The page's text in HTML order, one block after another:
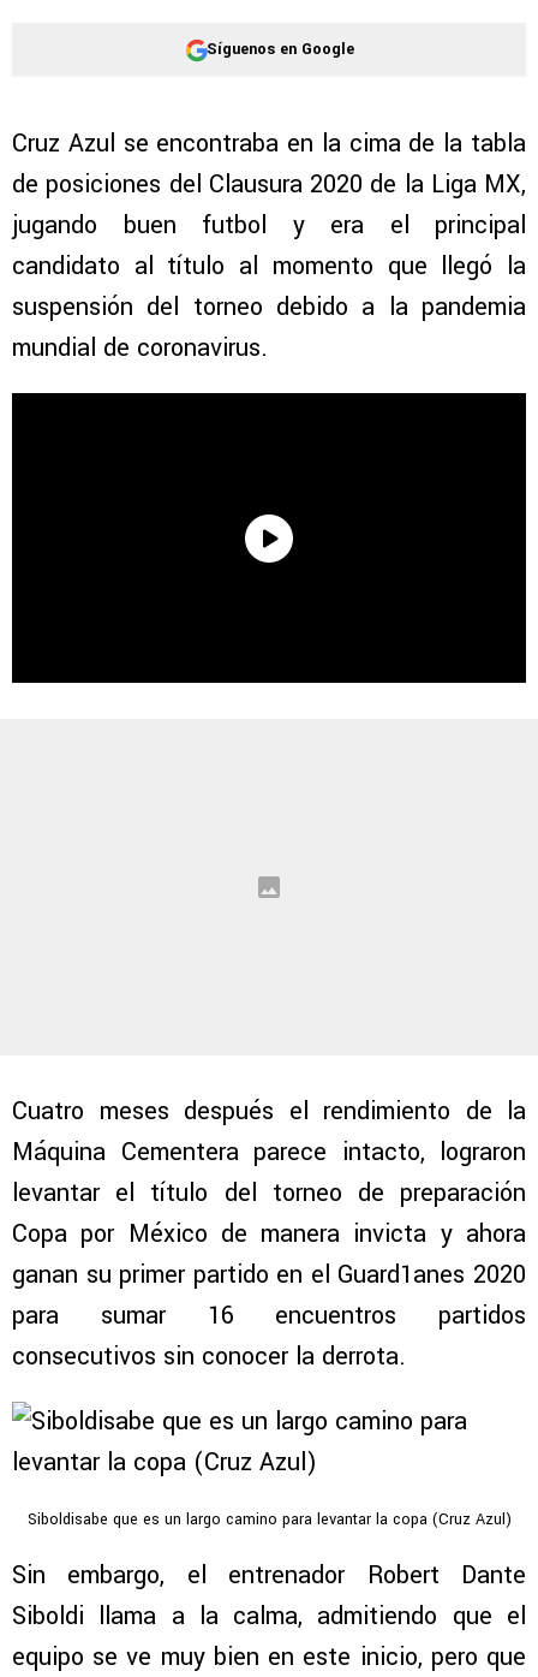
Síguenos en Google
Cruz Azul se encontraba en la cima de la tabla
de posiciones del Clausura 2020 de la Liga MX,
jugando buen futbol y era el principal
candidato al título al momento que llegó la
suspensión del torneo debido a la pandemia
mundial de coronavirus.
Cuatro meses después el rendimiento de la
Máquina Cementera parece intacto, lograron
levantar el título del torneo de preparación
Copa por México de manera invicta y ahora
ganan su primer partido en el Guard1anes 2020
para sumar 16 encuentros partidos
consecutivos sin conocer la derrota.
Siboldisabe que es un largo camino para levantar la copa (Cruz Azul)
Sin embargo, el entrenador Robert Dante
Siboldi llama a la calma, admitiendo que el
equipo se ve muy bien en este inicio, pero que